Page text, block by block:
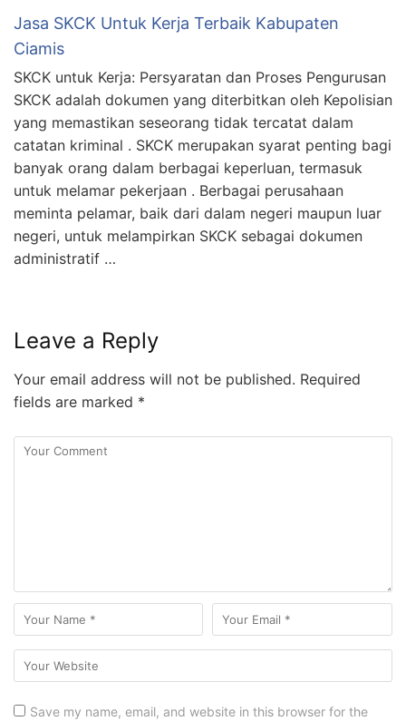
Jasa SKCK Untuk Kerja Terbaik Kabupaten
Ciamis
SKCK untuk Kerja: Persyaratan dan Proses Pengurusan
SKCK adalah dokumen yang diterbitkan oleh Kepolisian
yang memastikan seseorang tidak tercatat dalam
catatan kriminal . SKCK merupakan syarat penting bagi
banyak orang dalam berbagai keperluan, termasuk
untuk melamar pekerjaan . Berbagai perusahaan
meminta pelamar, baik dari dalam negeri maupun luar
negeri, untuk melampirkan SKCK sebagai dokumen
administratif …
Leave a Reply
Your email address will not be published. Required
fields are marked *
Save my name, email, and website in this browser for the